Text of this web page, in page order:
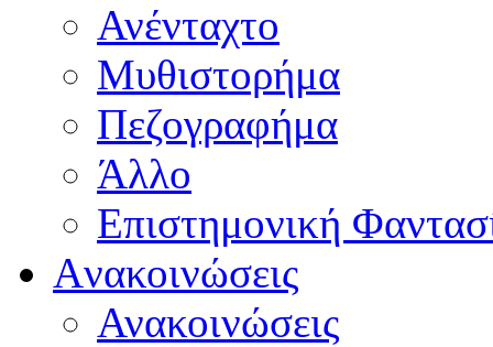
Ανένταχτο
Μυθιστορήμα
Πεζογραφήμα
Άλλο
Επιστημονική
Aνακοινώσεις
Ανακοινώσεις